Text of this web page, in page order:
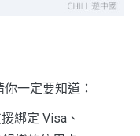
一定要知道：
綁定 Visa、